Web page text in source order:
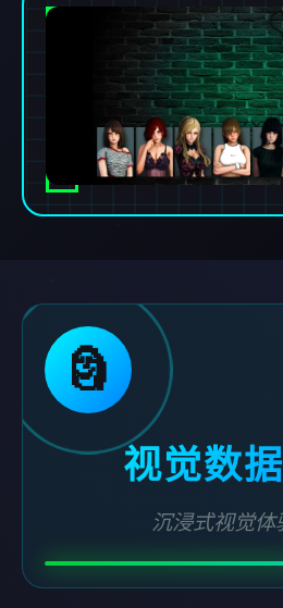
🗿
视觉数
沉浸式视觉体